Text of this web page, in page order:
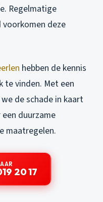
Regelmatige
deze
hebben de kennis
te vinden. Met een
de schade in kaart
duurzame
maatregelen.
20 17